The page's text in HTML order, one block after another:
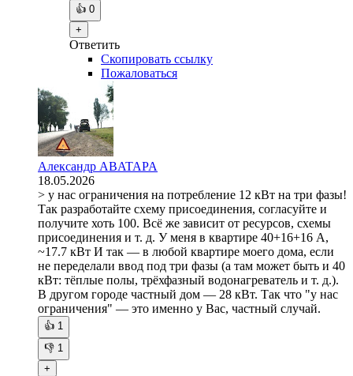
👍 0
+
Ответить
Скопировать ссылку
Пожаловаться
Александр ABATAPA
18.05.2026
> у нас ограничения на потребление 12 кВт на три фазы!
Так разработайте схему присоединения, согласуйте и
получите хоть 100. Всё же зависит от ресурсов, схемы
присоединения и т. д. У меня в квартире 40+16+16 А,
~17.7 кВт И так — в любой квартире моего дома, если
не переделали ввод под три фазы (а там может быть и 40
кВт: тёплые полы, трёхфазный водонагреватель и т. д.).
В другом городе частный дом — 28 кВт. Так что "у нас
ограничения" — это именно у Вас, частный случай.
👍 1
👎 1
+